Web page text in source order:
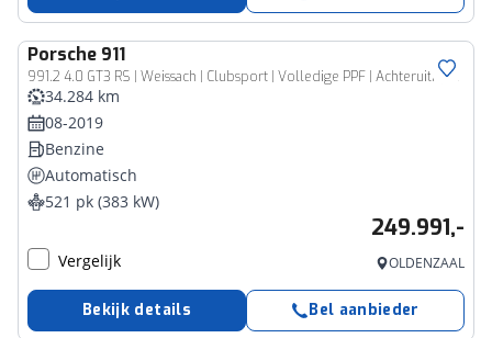
Porsche 911
991.2 4.0 GT3 RS | Weissach | Clubsport | Volledige PPF | Achteruitrijcamera
34.284 km
08-2019
Benzine
Automatisch
521 pk (383 kW)
249.991,-
Vergelijk OLDENZAAL
Bekijk details Bel aanbieder